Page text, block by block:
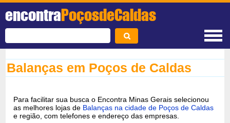
encontraPoçosdeCaldas
Balanças em Poços de Caldas
Para facilitar sua busca o Encontra Minas Gerais selecionou
as melhores lojas de Balanças na cidade de Poços de Caldas
e região, com telefones e endereço das empresas.